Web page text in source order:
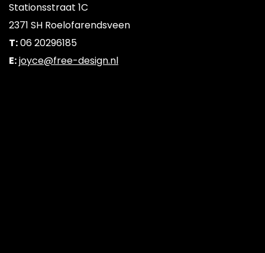
Stationsstraat 1C
2371 SH Roelofarendsveen
T:06 20296185
E:joyce@free-design.nl